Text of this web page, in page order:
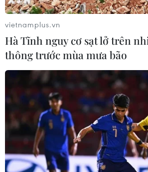
vietnamplus.vn
Hà Tĩnh nguy cơ sạt lở trên
thông trước mùa mưa bão